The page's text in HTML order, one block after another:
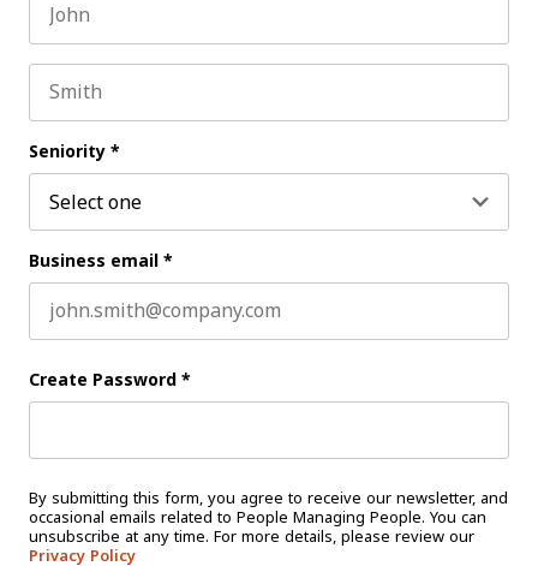
Seniority *
Business email *
Create Password *
By submitting this form, you agree to receive our newsletter, and
occasional emails related to People Managing People. You can
unsubscribe at any time. For more details, please review our
Privacy Policy